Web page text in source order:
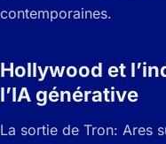
contemporaines.
Hollywood et
l’IA générative
La sortie de Tron: Ares